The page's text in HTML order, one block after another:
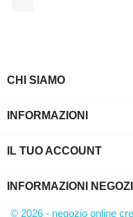
CHI SIAMO
INFORMAZIONI
IL TUO ACCOUNT
INFORMAZIONI
© 2026 - negozio online